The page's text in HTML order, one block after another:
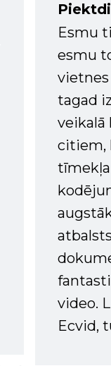
Esmu
esmu
tagad
veikalā
citiem,
tīmekļa
video.
Ecvid,